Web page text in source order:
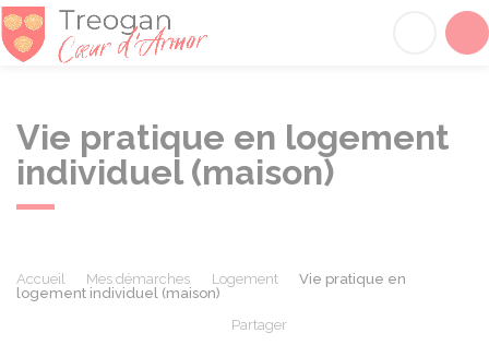
Vie pratique en logement
individuel (maison)
Accueil Mes démarches Logement
Vie pratique en
logement individuel (maison)
Partager